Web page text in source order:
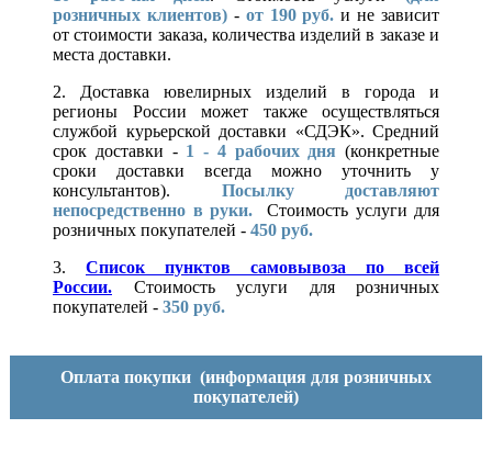
розничных клиентов)- от 190 руб. и не зависит
от стоимости заказа, количества изделий в заказе и
места доставки.
2. Доставка ювелирных изделий в города и
регионы России может также осуществляться
службой курьерской доставки «СДЭК». Средний
срок доставки - 1 - 4 рабочих дня (конкретные
сроки доставки всегда можно уточнить у
консультантов). Посылку доставляют
непосредственно в руки.
Стоимость услуги для
розничных покупателей - 450 руб.
3. Список пунктов самовывоза по всей
России.
Стоимость услуги для розничных
покупателей - 350 руб.
Оплата покупки (информация для розничных
покупателей)